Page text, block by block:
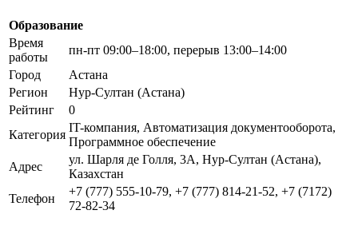
Образование
Время
работы
пн-пт 09:00–18:00, перерыв 13:00–14:00
Город
Астана
Регион
Нур-Султан (Астана)
Рейтинг
0
Категория
IT-компания, Автоматизация документооборота,
Программное обеспечение
Адрес
ул. Шарля де Голля, 3А, Нур-Султан (Астана),
Казахстан
Телефон
+7 (777) 555-10-79, +7 (777) 814-21-52, +7 (7172)
72-82-34